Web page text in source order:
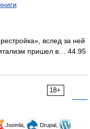
вслед за ней
пришел в… 44.95
18+
Joomla,
Drupal,